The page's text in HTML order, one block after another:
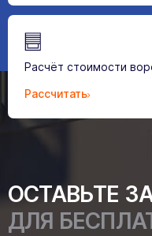
Расчёт стоимости
Рассчитать
ОСТАВЬТЕ
ДЛЯ